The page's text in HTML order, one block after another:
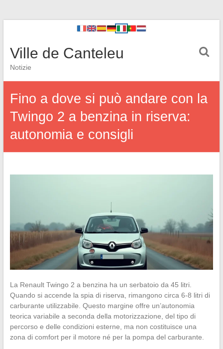
Ville de Canteleu
Notizie
Fino a dove si può andare con la
Twingo 2 a benzina in riserva:
autonomia e consigli
La Renault Twingo 2 a benzina ha un serbatoio da 45 litri.
Quando si accende la spia di riserva, rimangono circa 6-8 litri di
carburante utilizzabile. Questo margine offre un’autonomia
teorica variabile a seconda della motorizzazione, del tipo di
percorso e delle condizioni esterne, ma non costituisce una
zona di comfort per il motore né per la pompa del carburante.